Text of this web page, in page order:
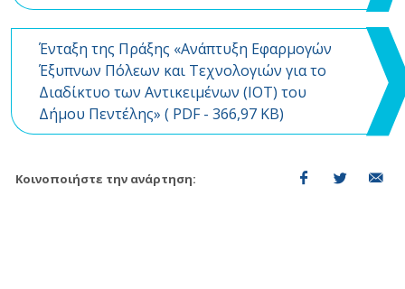
Ένταξη της Πράξης «Ανάπτυξη Εφαρμογών
Έξυπνων Πόλεων και Τεχνολογιών για το
Διαδίκτυο των Αντικειμένων (ΙΟΤ) του
Δήμου Πεντέλης» ( PDF- 366,97 KB)
Κοινοποιήστε την ανάρτηση: